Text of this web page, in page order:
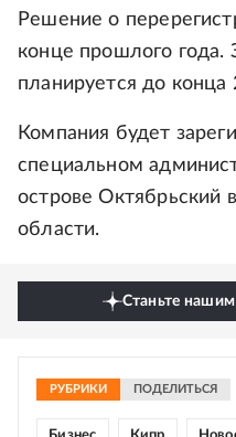
Решение о
конце прошлого года.
планируется до конца
Компания будет
специальном
острове Октябрьский
области.
Станьте
РУБРИКИ ПОДЕЛИТЬСЯ